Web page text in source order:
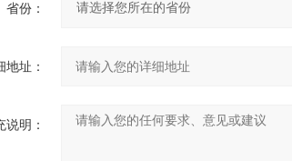
省份：
地址：
说明：